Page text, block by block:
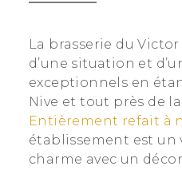
La brasserie du
d’une situation et
exceptionnels en
Nive et tout près de
Entièrement refait à
établissement est un
charme avec un